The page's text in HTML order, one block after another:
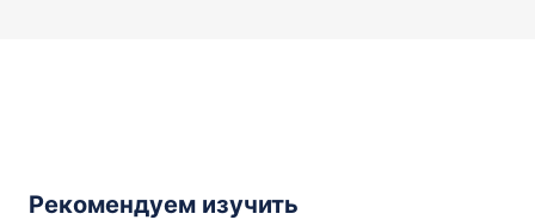
Рекомендуем изучить